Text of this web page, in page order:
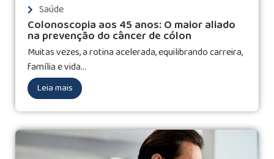
Saúde
Colonoscopia aos 45 anos: O maior aliado
na prevenção do câncer de cólon
Muitas vezes, a rotina acelerada, equilibrando carreira,
família e vida...
Leia mais